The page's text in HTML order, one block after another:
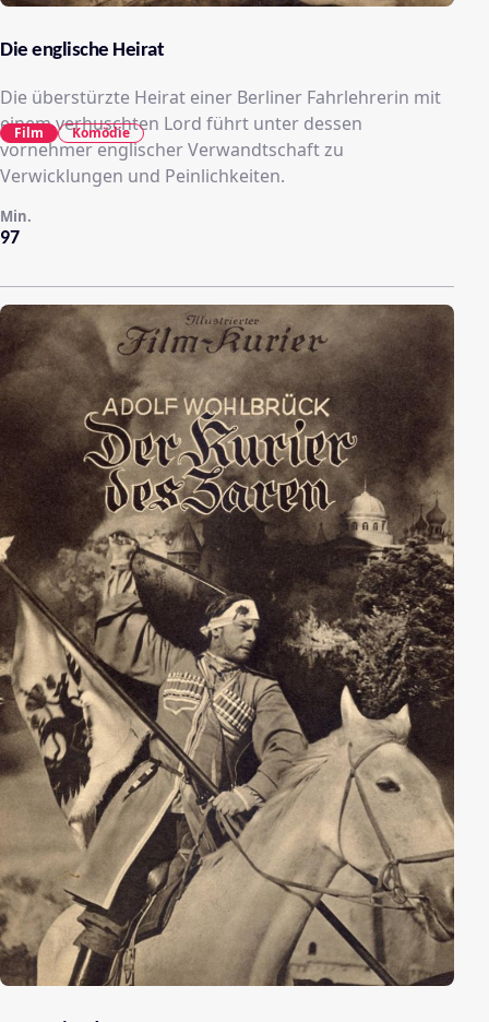
Die englische Heirat
Die überstürzte Heirat einer Berliner Fahrlehrerin mit
einem verhuschten Lord führt unter dessen
vornehmer englischer Verwandtschaft zu
Verwicklungen und Peinlichkeiten.
97
Min.
Film Komödie